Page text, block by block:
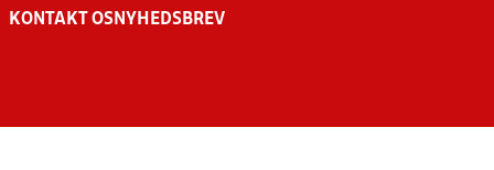
KONTAKT OS NYHEDSBREV